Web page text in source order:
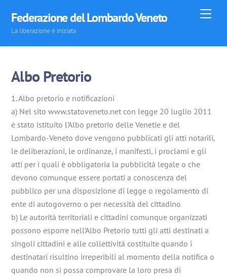
content
Federazione del Lombardo Veneto
La liberazione è iniziata
Albo Pretorio
1. Albo pretorio e notificazioni
a) Nel sito www.statoveneto.net con legge 20 luglio 2011
è stato istituito l’Albo pretorio delle Venetie e del
Lombardo-Veneto dove vengono pubblicati gli atti notarili,
le deliberazioni, le ordinanze, i manifesti, i proclami e gli
atti per i quali è obbligatoria la pubblicità legale o che
devono comunque essere portati a conoscenza del
pubblico per una disposizione di legge o regolamento di
ente di autogoverno o per necessità del cittadino
b) Le autorità territoriali e cittadini comunque organizzati
possono esporre nell’Albo Pretorio tutti gli atti destinati a
singoli cittadini e alle collettività costituite quando i
destinatari risultino irreperibili al momento della notifica o
quando non si possa comprovare la loro presa di